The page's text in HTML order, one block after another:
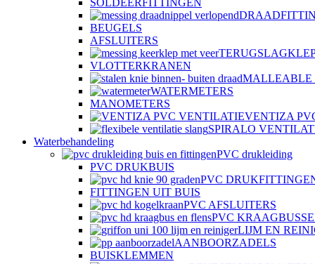
SOLDEERFITTINGEN
BEUGELS
AFSLUITERS
VLOTTERKRANEN
MALLEABLE
WATERMETERS
MANOMETERS
VENTIZA
SPIRALO
Waterbehandeling
PVC drukleiding
PVC DRUKBUIS
PVC
FITTINGEN UIT BUIS
PVC AFSLUITERS
PVC
LIJM EN
AANBOORZADELS
BUISKLEMMEN